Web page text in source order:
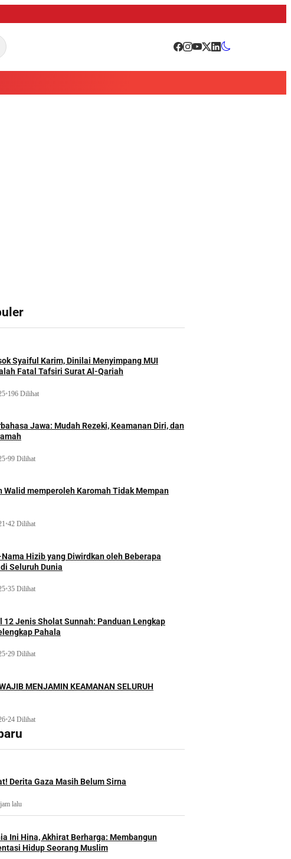
Syaiful Karim, Dinilai Menyimpang MUI
Fatal Tafsiri Surat Al-Qariah
•196 Dilihat
Jawa: Mudah Rezeki, Keamanan Diri, dan
•99 Dilihat
Walid memperoleh Karomah Tidak Mempan
•42 Dilihat
Hizib yang Diwirdkan oleh Beberapa
Seluruh Dunia
•35 Dilihat
12 Jenis Sholat Sunnah: Panduan Lengkap
Pahala
•29 Dilihat
MENJAMIN KEAMANAN SELURUH
•24 Dilihat
Derita Gaza Masih Belum Sirna
lalu
Ini Hina, Akhirat Berharga: Membangun
Hidup Seorang Muslim